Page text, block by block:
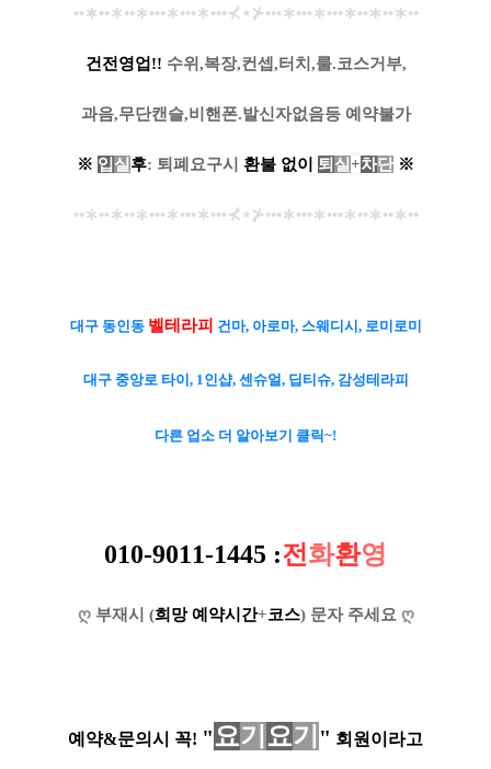
••∗••∗••∗•••∗•••∗•••⊀ ⋆⊁•••∗•••∗•••∗••∗••∗••
건전영업!! 수위,복장,컨셉,터치,룰.코스거부,
과음,무단캔슬,비핸폰.발신자없음등 예약불가
※ 입 실 후: 퇴폐요구시 환불 없이 퇴 실+차단 ※
••∗••∗••∗•••∗•••∗•••⊀ ⋆⊁•••∗•••∗•••∗••∗••∗••
대구 동인동 벨테라피 건마, 아로마, 스웨디시, 로미로미
대구 중앙로 타이, 1인샵, 센슈얼, 딥티슈, 감성테라피
다른 업소 더 알아보기 클릭~!
010-9011-1445 :전화환영
ღ 부재시 (희망 예약시간+코스) 문자 주세요 ღ
예약&문의시 꼭! "요기 요기 " 회원이라고